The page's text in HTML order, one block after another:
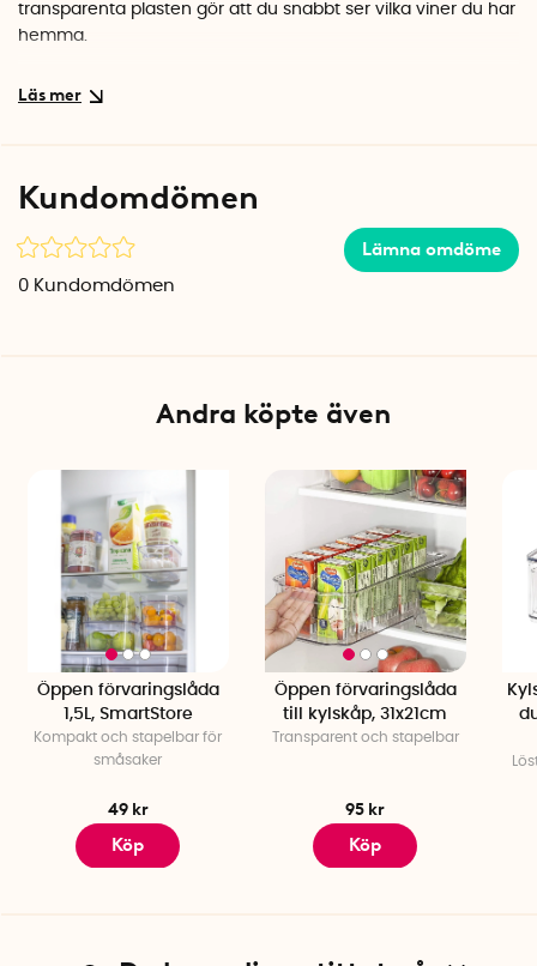
transparenta plasten gör att du snabbt ser vilka viner du har
hemma.
Bygg ditt eget vinställ
du ett kompakt vinställ för sex flaskor. Fungerar lika bra på
Kapacitet: 2 flaskor
Stapelbar: Ja
Kundomdömen
Lämna omdöme
0 Kundomdömen
Andra köpte även
Öppen förvaringslåda
1,5L, SmartStore
Kompakt och stapelbar för
småsaker
49 kr
Köp
Öppen förvaringslåda
till kylskåp, 31x21cm
Transparent och stapelbar
95 kr
Köp